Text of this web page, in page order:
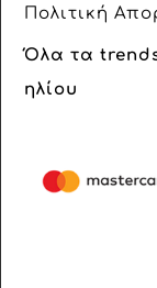
Πολιτική
Όλα τα trends
ηλίου